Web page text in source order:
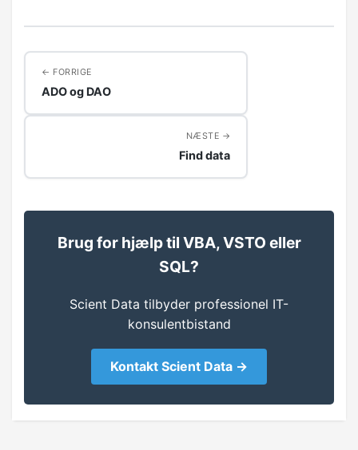
FORRIGE
ADO og DAO
NÆSTE
Find data
Brug for hjælp til VBA, VSTO eller
SQL?
Scient Data tilbyder professionel IT-
konsulentbistand
Kontakt Scient Data →